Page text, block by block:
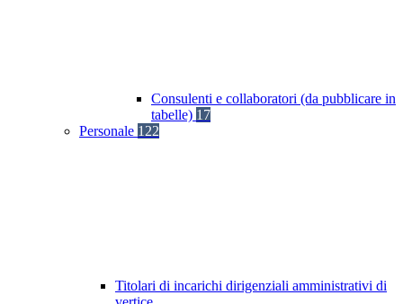
Consulenti e collaboratori (da pubblicare in
tabelle) 17
Personale 122
Titolari di incarichi dirigenziali amministrativi di